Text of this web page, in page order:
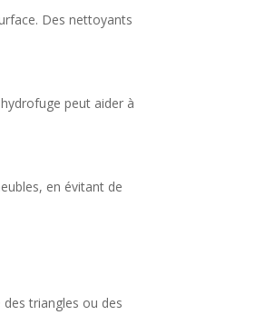
Des nettoyants
peut aider à
en évitant de
triangles ou des